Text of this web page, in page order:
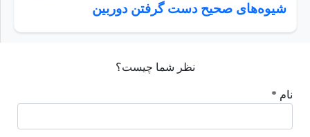
شیوه‌های صحیح دست گرفتن دوربین
نظر شما چیست؟
نام *